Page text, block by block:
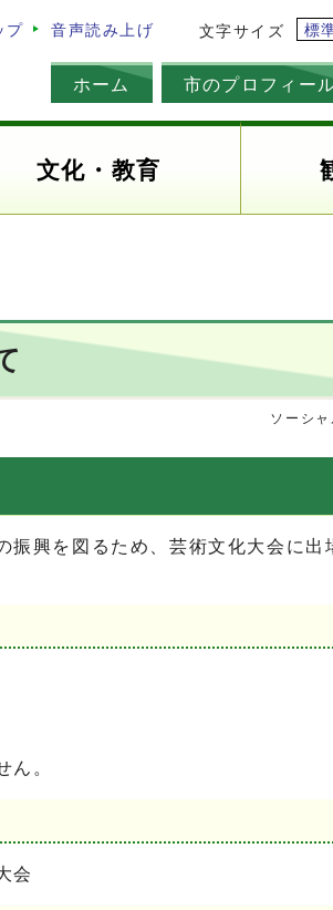
プ 音声読み上げ 文字サイズ 標
ホーム 市のプロフィー
文化・教育
ソーシ
興を図るため、芸術文化大会に
。
会